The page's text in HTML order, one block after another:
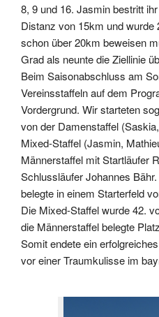
8, 9 und 16. Jasmin bestritt
Distanz von 15km und wurde
schon über 20km beweisen
Grad als neunte die Ziellinie
Beim Saisonabschluss am
Vereinsstaffeln auf dem
Vordergrund. Wir starteten
von der Damenstaffel
Mixed-Staffel (Jasmin,
Männerstaffel mit Startläufer
Schlussläufer Johannes
belegte in einem Starterfeld
Die Mixed-Staffel wurde 42.
die Männerstaffel belegte
Somit endete ein
vor einer Traumkulisse im